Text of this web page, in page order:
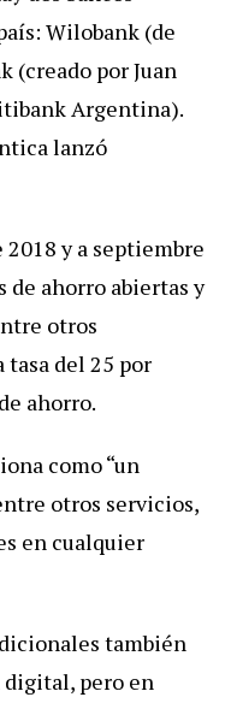
Wilobank (de
(creado por Juan
Argentina).
lanzó
y a septiembre
de ahorro abiertas y
otros
del 25 por
ahorro.
como “un
otros servicios,
en cualquier
también
digital, pero en